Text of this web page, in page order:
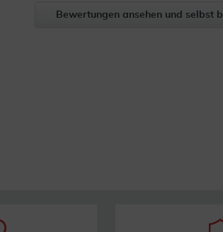
Bewertungen ansehen und selbst